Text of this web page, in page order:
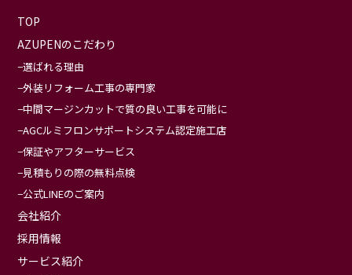
TOP
AZUPENのこだわり
選ばれる理由
外装リフォーム工事の専門家
中間マージンカットで質の良い工事を可能に
AGCルミフロンサポートシステム認定施工店
保証やアフターサービス
見積もりの際の無料点検
公式LINEのご案内
会社紹介
採用情報
サービス紹介